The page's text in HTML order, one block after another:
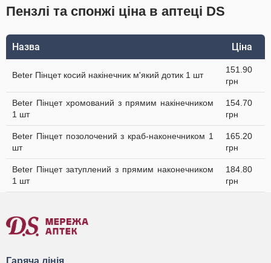
Пензлі та спонжі ціна в аптеці DS
Назва Ціна
Beter Пінцет косий накінечник м'який дотик 1 шт
151.90
грн
Beter Пінцет хромований з прямим накінечником
1 шт
154.70
грн
Beter Пінцет позолочений з краб-наконечником 1
шт
165.20
грн
Beter Пінцет затуплений з прямим наконечником
1 шт
184.80
грн
Гаряча лінія